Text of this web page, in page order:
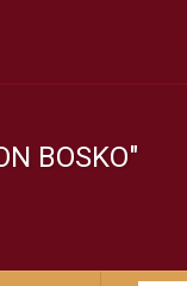
BOSKO"